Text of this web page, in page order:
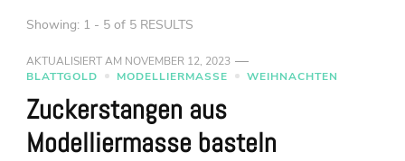
Showing: 1 - 5 of 5 RESULTS
AKTUALISIERT AM NOVEMBER 12, 2023
BLATTGOLD
MODELLIERMASSE WEIHNACHTEN
Zuckerstangen aus
Modelliermasse basteln